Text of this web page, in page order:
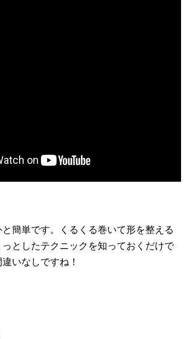
簡単です。くるくる巻いて形を整える
としたテクニックを知っておくだけで
いなしですね！